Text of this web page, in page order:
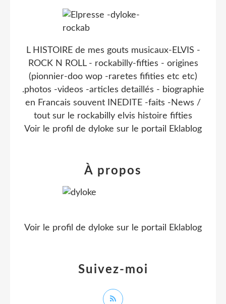
L HISTOIRE de mes gouts musicaux-ELVIS -
ROCK N ROLL - rockabilly-fifties - origines
(pionnier-doo wop -raretes fifities etc etc)
.photos -videos -articles detaillés - biographie
en Francais souvent INEDITE -faits -News /
tout sur le rockabilly elvis histoire fifties
Voir le profil de dyloke sur le portail Eklablog
Suivez-moi
À propos
Voir le profil de dyloke sur le portail Eklablog